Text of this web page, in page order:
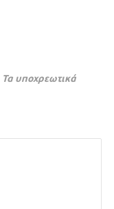
Τα υποχρεωτικά